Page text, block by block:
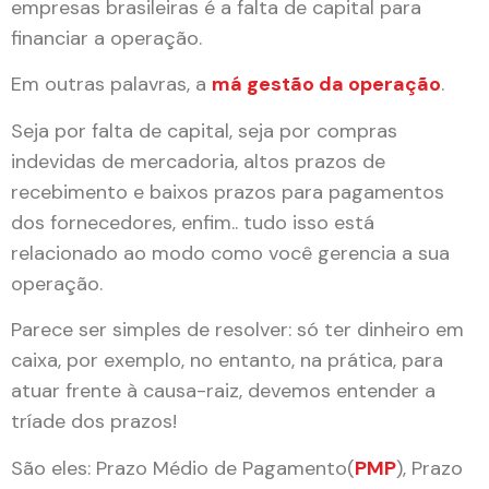
empresas brasileiras é a falta de capital para
financiar a operação.
Em outras palavras, a má gestão da operação.
Seja por falta de capital, seja por compras
indevidas de mercadoria, altos prazos de
recebimento e baixos prazos para pagamentos
dos fornecedores, enfim.. tudo isso está
relacionado ao modo como você gerencia a sua
operação.
Parece ser simples de resolver: só ter dinheiro em
caixa, por exemplo, no entanto, na prática, para
atuar frente à causa-raiz, devemos entender a
tríade dos prazos!
São eles: Prazo Médio de Pagamento(PMP), Prazo